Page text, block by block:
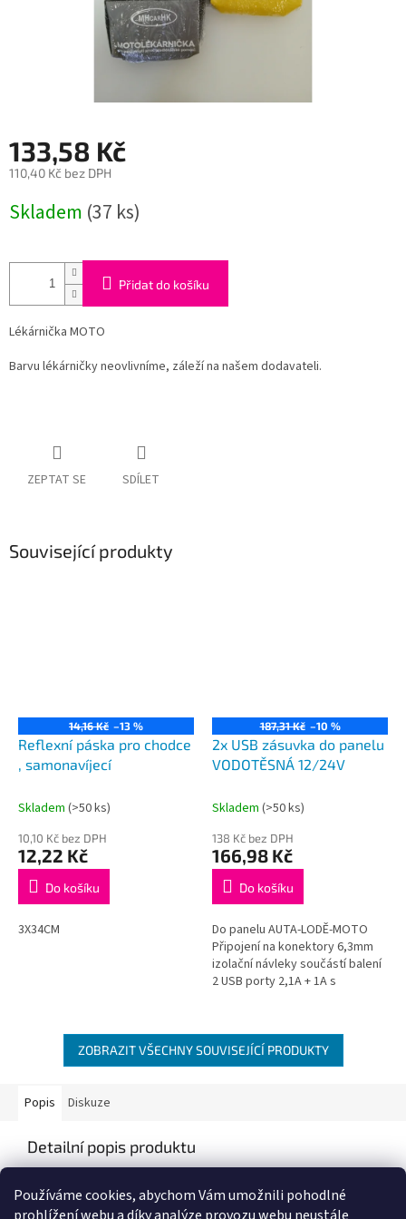
Používáme cookies, abychom Vám umožnili pohodlné
133,58 Kč
110,40 Kč bez DPH
cena:
Skladem (37 ks)
Přidat do košíku
Lékárnička MOTO
Barvu lékárničky neovlivníme, záleží na našem dodavateli.
ZEPTAT SE SDÍLET
Související produkty
14,16 Kč –13 %
Reflexní páska pro chodce
, samonavíjecí
Skladem (>50 ks)
10,10 Kč bez DPH
12,22 Kč
Do košíku
3X34CM
187,31 Kč –10 %
2x USB zásuvka do panelu
VODOTĚSNÁ 12/24V
Skladem (>50 ks)
138 Kč bez DPH
166,98 Kč
Do košíku
Do panelu AUTA-LODĚ-MOTO
Připojení na konektory 6,3mm
izolační návleky součástí balení
2 USB porty 2,1A + 1A s
ZOBRAZIT VŠECHNY SOUVISEJÍCÍ PRODUKTY
Popis Diskuze
Detailní popis produktu